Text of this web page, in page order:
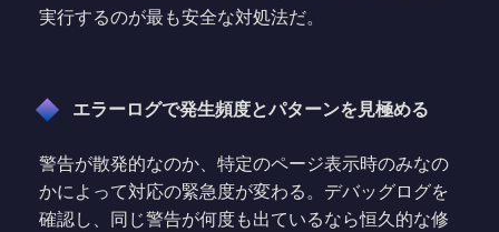
実行するのが最も安全な対処法だ。
エラーログで発生頻度とパターンを見極める
警告が散発的なのか、特定のページ表示時のみなの
かによって対応の緊急度が変わる。デバッグログを
確認し、同じ警告が何度も出ているなら恒久的な修